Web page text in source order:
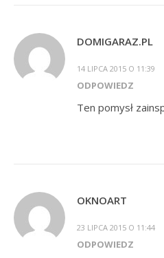
DOMIGARAZ.PL
14 LIPCA 2015 O 11:39
ODPOWIEDZ
Ten pomysł
OKNOART
23 LIPCA 2015 O 11:44
ODPOWIEDZ